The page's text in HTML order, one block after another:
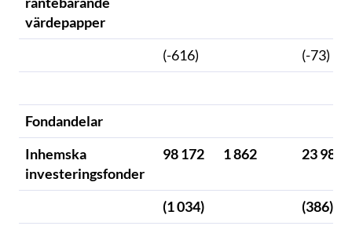
värdepapper
(-616)
(-73)
Fondandelar
Inhemska
investeringsfonder
98 172 1 862 23 983
(1 034) (386)